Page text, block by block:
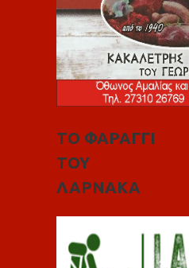
ΤΟ ΦΑΡΑΓΓΙ
ΤΟΥ
ΛΑΡΝΑΚΑ